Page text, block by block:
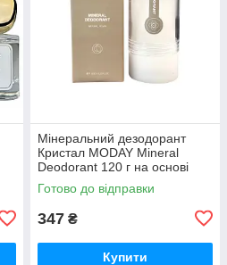
Мінеральний дезодорант
Кристал MODAY Mineral
Deodorant 120 г на основі
природніх квасців
Готово до відправки
347 ₴
Купити